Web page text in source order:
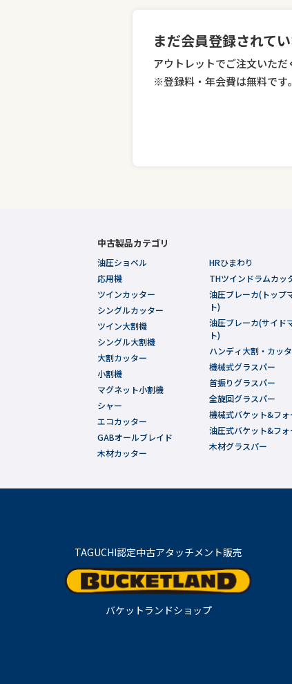
まだ会員登録されて
アウトレットでご注文いただ
※登録料・年会費は無料です。
中古製品カテゴリ
油圧ショベル
応用機
ツインカッター
シングルカッター
ツイン大割機
シングル大割機
大割カッター
小割機
マグネット小割機
シャー
エコカッター
GABオールブレイド
木材カッター
HRひまわり
THツインドラムカッ
油圧ブレーカ(トップ
ト)
油圧ブレーカ(サイド
ト)
ハンディ大割・カッ
機械式グラスパー
首振りグラスパー
全旋回グラスパー
機械式バケット&フォ
油圧式バケット&フォ
木材グラスパー
TAGUCHI認定中古アタッチメント販売
バケットランドショップ